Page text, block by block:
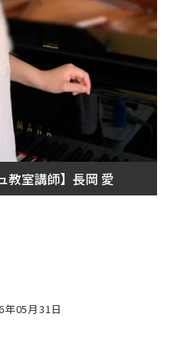
教室講師】長岡 愛
年05月31日